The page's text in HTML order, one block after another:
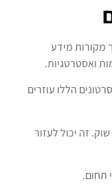
מקורות מידע
ואסטרטגיות.
הללו עוזרים
זה יכול לעזור
תחום.